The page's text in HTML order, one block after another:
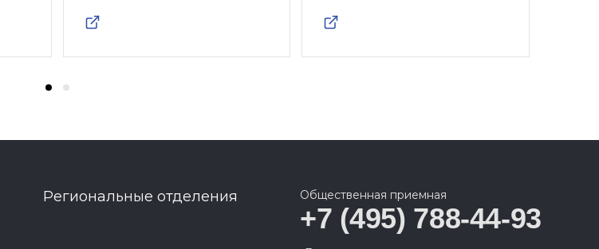
Региональные отделения Общественная приемная
+7 (495) 788-44-93